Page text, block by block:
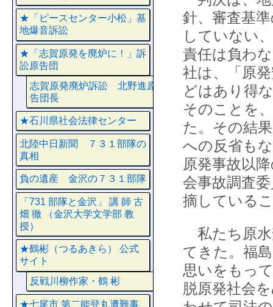
針、審査基
していない
責任は負わ
社は、「原
どはあり得
そのことを
た。その結
への反省も
原発事故以
会事故調査
摘している
私たち原水
てきた。福
思いをもっ
脱原発社会
★「ピースセンター小松」基
地爆音訴訟
★「志賀原発を廃炉に！」訴
訟原告団
志賀原発廃炉訴訟 北野進原
告団長
★石川県社会法律センター
北陸中日新聞 ７３１部隊の
真相
負の遺産 金沢の７３１部隊
「731 部隊と金沢」 講 師 古
畑 徹 （金沢大学文学部 教
授）
★鶴彬（つるあきら） 公式
サイト
反戦川柳作家・鶴 彬
★七尾市 第二能登丸遭難事